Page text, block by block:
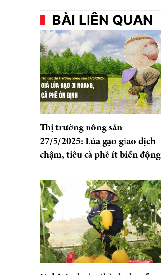
BÀI LIÊN QUAN
Thị trường nông sản
27/5/2025: Lúa gạo giao dịch
chậm, tiêu cà phê ít biến động